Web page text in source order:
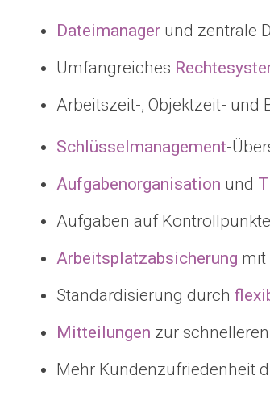
Dateimanager und zentrale
Umfangreiches
Arbeitszeit-, Objektzeit- und
Schlüsselmanagement-
Aufgabenorganisation und
Aufgaben auf
Arbeitsplatzabsicherung mit
Standardisierung durch
Mitteilungen zur
Mehr Kundenzufriedenheit